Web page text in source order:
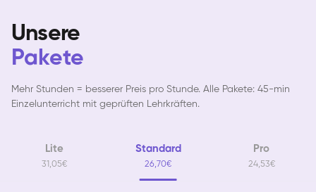
Unsere
Pakete
Mehr Stunden = besserer Preis pro Stunde. Alle Pakete: 45-min
Einzelunterricht mit geprüften Lehrkräften.
Lite
31,05€
Standard
26,70€
Pro
24,53€